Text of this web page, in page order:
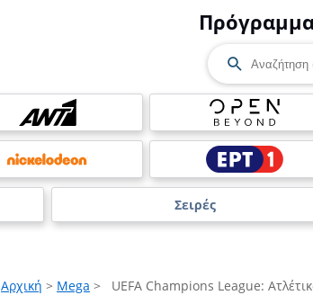
Σειρές
Αρχική > Mega > UEFA Champions League: